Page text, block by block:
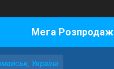
Мега Розпродаж
Україна